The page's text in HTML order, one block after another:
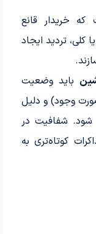
خریدار قانع
تردید ایجاد
باید وضعیت
صورت وجود) و دلیل
شود. شفافیت در
کوتاه‌تری به